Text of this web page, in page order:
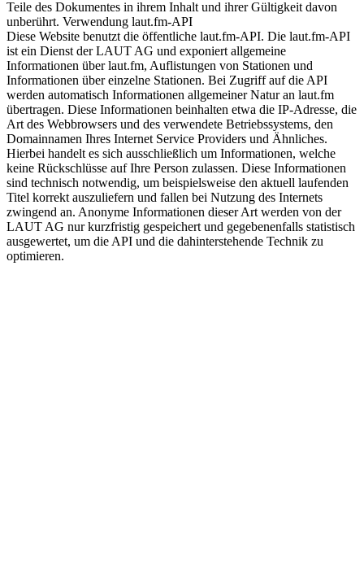
Teile des Dokumentes in ihrem Inhalt und ihrer Gültigkeit davon
unberührt. Verwendung laut.fm-API
Diese Website benutzt die öffentliche laut.fm-API. Die laut.fm-API
ist ein Dienst der LAUT AG und exponiert allgemeine
Informationen über laut.fm, Auflistungen von Stationen und
Informationen über einzelne Stationen. Bei Zugriff auf die API
werden automatisch Informationen allgemeiner Natur an laut.fm
übertragen. Diese Informationen beinhalten etwa die IP-Adresse, die
Art des Webbrowsers und des verwendete Betriebssystems, den
Domainnamen Ihres Internet Service Providers und Ähnliches.
Hierbei handelt es sich ausschließlich um Informationen, welche
keine Rückschlüsse auf Ihre Person zulassen. Diese Informationen
sind technisch notwendig, um beispielsweise den aktuell laufenden
Titel korrekt auszuliefern und fallen bei Nutzung des Internets
zwingend an. Anonyme Informationen dieser Art werden von der
LAUT AG nur kurzfristig gespeichert und gegebenenfalls statistisch
ausgewertet, um die API und die dahinterstehende Technik zu
optimieren.